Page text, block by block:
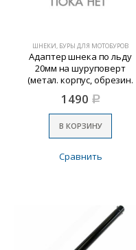
ШНЕКИ, БУРЫ ДЛЯ МОТОБУРОВ
Адаптер шнека по льду
20мм на шуруповерт
(метал. корпус, обрезин.
рукоять, 2 подш.)
1490 Р
В КОРЗИНУ
Сравнить